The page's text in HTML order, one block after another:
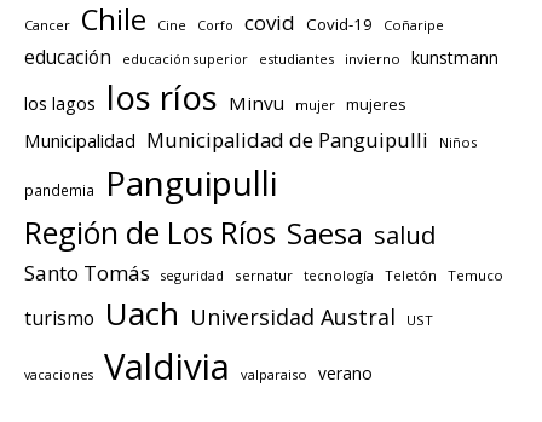
Cancer Chile Cine Corfo covid Covid-19 Coñaripe
educación educación superior estudiantes invierno kunstmann
los lagos los ríos Minvu mujer mujeres
Municipalidad Municipalidad de Panguipulli Niños
pandemia Panguipulli
Región de Los Ríos Saesa salud
Santo Tomás seguridad sernatur tecnología Teletón Temuco
turismo Uach Universidad Austral UST
vacaciones Valdivia valparaiso verano